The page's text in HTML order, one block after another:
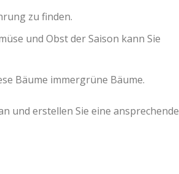
zu finden.
und Obst der Saison kann Sie
Bäume immergrüne Bäume.
und erstellen Sie eine ansprechende